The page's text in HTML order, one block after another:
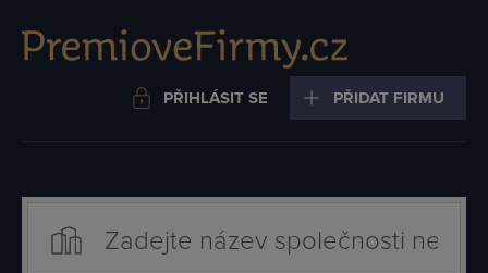
PŘIHLÁSIT SE PŘIDAT FIRMU